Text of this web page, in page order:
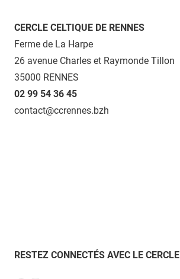
CERCLE CELTIQUE DE RENNES
Ferme de La Harpe
26 avenue Charles et Raymonde Tillon
35000 RENNES
02 99 54 36 45
contact@ccrennes.bzh
RESTEZ CONNECTÉS AVEC LE CERCLE